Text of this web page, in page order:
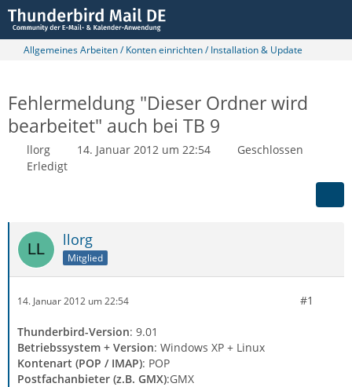
Allgemeines Arbeiten / Konten einrichten / Installation & Update
Fehlermeldung "Dieser Ordner wird
bearbeitet" auch bei TB 9
llorg 14. Januar 2012 um 22:54
Geschlossen
Erledigt
llorg
Mitglied
14. Januar 2012 um 22:54 #1
Thunderbird-Version: 9.01
Betriebssystem + Version: Windows XP + Linux
Kontenart (POP / IMAP): POP
Postfachanbieter (z.B. GMX):GMX